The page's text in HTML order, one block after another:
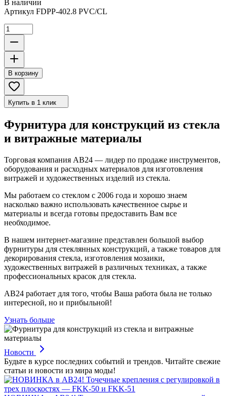
В наличии
Артикул FDPP-402.8 PVC/CL
В корзину
Купить в 1 клик
Фурнитура для конструкций из стекла
и витражные материалы
Торговая компания АВ24 — лидер по продаже инструментов,
оборудования и расходных материалов для изготовления
витражей и художественных изделий из стекла.
Мы работаем со стеклом с 2006 года и хорошо знаем
насколько важно использовать качественное сырье и
материалы и всегда готовы предоставить Вам все
необходимое.
В нашем интернет-магазине представлен большой выбор
фурнитуры для стеклянных конструкций, а также товаров для
декорирования стекла, изготовления мозаики,
художественных витражей в различных техниках, а также
профессиональных красок для стекла.
АВ24 работает для того, чтобы Ваша работа была не только
интересной, но и прибыльной!
Узнать больше
Новости
Будьте в курсе последних событий и трендов. Читайте свежие
статьи и новости из мира моды!